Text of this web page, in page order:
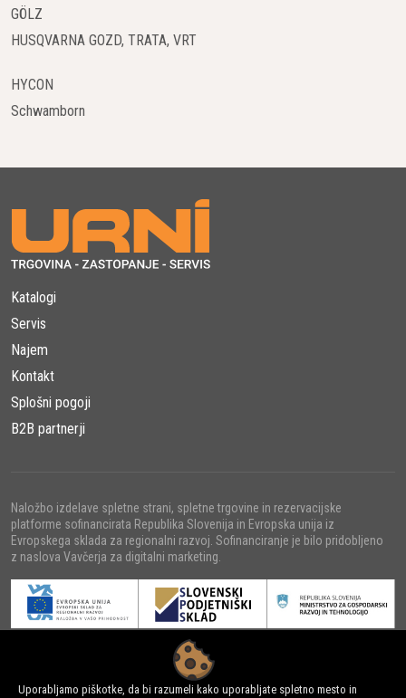
Uporabljamo piškotke, da bi razumeli kako uporabljate spletno mesto in
GÖLZ
HUSQVARNA GOZD, TRATA, VRT
HYCON
Schwamborn
Katalogi
Servis
Najem
Kontakt
Splošni pogoji
B2B partnerji
Naložbo izdelave spletne strani, spletne trgovine in rezervacijske
platforme sofinancirata Republika Slovenija in Evropska unija iz
Evropskega sklada za regionalni razvoj. Sofinanciranje je bilo pridobljeno
z naslova Vavčerja za digitalni marketing.
© 2022 - URNI d.o.o., Vse pravice pridržane.